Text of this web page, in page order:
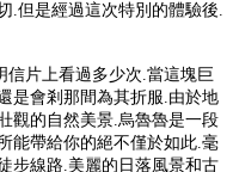
.但是經過這次特別的體驗後.
信片上看過多少次.當這塊巨
是會剎那間為其折服.由於地
觀的自然美景.烏魯魯是一段
能帶給你的絕不僅於如此.毫
步線路.美麗的日落風景和古